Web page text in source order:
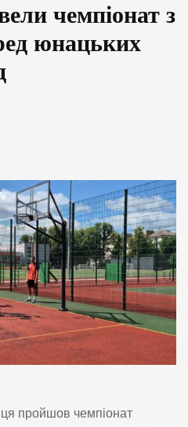
чемпіонат з
юнацьких
пройшов чемпіонат